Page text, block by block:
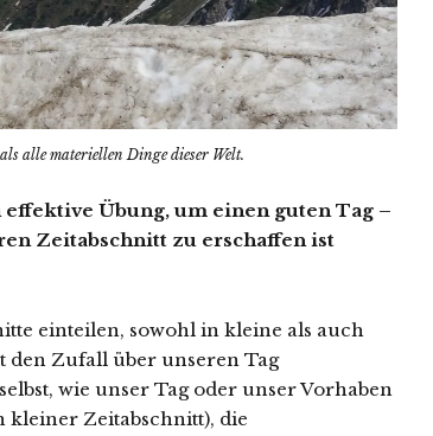
alle materiellen Dinge dieser Welt.
Übung, um einen guten Tag –
Zeitabschnitt zu erschaffen ist
einteilen, sowohl in kleine als auch
den Zufall über unseren Tag
wie unser Tag oder unser Vorhaben
kleiner Zeitabschnitt), die